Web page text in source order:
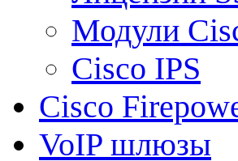
Модули
Cisco IPS
Cisco
VoIP шлюзы